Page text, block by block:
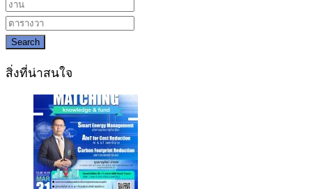
Search
สิ่งที่น่าสนใจ